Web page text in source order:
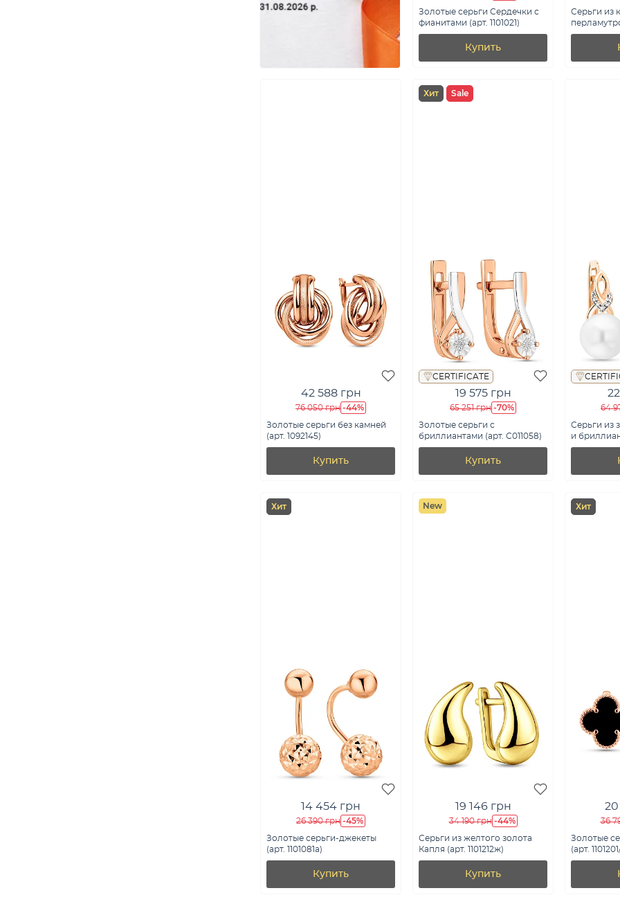
Золотые серьги Сердечки с
фианитами (арт. 1101021)
Купить
Серьги из
42 588 грн
76 050 грн -44%
Золотые серьги без камней
(арт. 1092145)
Купить
Хит Sale
CERTIFICATE
19 575 грн
65 251 грн -70%
Золотые серьги с
бриллиантами (арт. С011058)
Купить
64
Серьги из
и
Хит
14 454 грн
26 390 грн -45%
Золотые серьги-джекеты
(арт. 1101081а)
Купить
New
19 146 грн
34 190 грн -44%
Серьги из желтого золота
Капля (арт. 1101212ж)
Купить
Хит
36
Золотые
(арт.